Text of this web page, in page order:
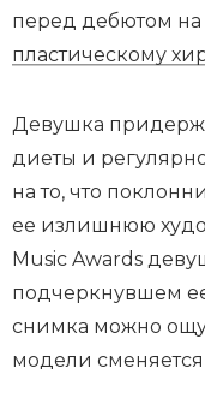
перед дебютом
пластическому
Девушка
диеты и
на то, что
ее излишнюю
Music Awards
подчеркнувшем
снимка можно
модели